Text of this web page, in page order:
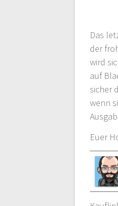
Das
der
wird
auf
sicher
wenn
Euer